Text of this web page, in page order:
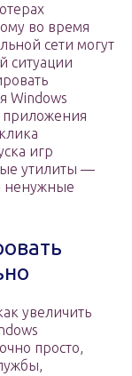
во время
сети могут
ситуации
Windows
приложения
игр
утилиты —
ненужные
увеличить
просто,